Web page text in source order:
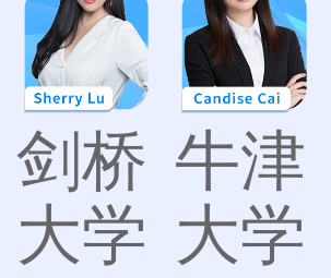
剑桥
大学
牛津
大学